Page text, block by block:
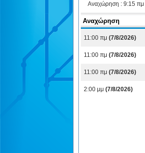
Αναχώρηση : 9:15 πμ
Αναχώρηση
11:00 πμ (7/8/2026)
11:00 πμ (7/8/2026)
11:00 πμ (7/8/2026)
2:00 μμ (7/8/2026)